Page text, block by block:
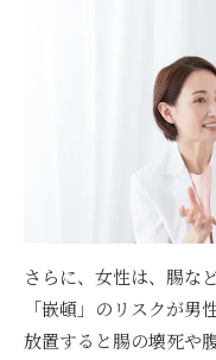
さらに、女性は、腸な
「嵌頓」のリスクが
放置すると腸の壊死や